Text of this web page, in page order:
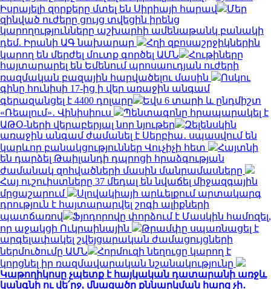
Իսրայելի զորքերը մտել են Սիրիայի հարավ
Մեր
զինված ուժերը ցույց տվեցին իրենց
կարողությունները աշխարհի ամենաթանկ բանակի
դեմ. Իրանի ԱԳ նախարար
Հղի զբոսաշրջիկներին
կարող են մերժել մուտք գործել ԱՄՆ
Հութիները
հայտարարել են Եմենում պրոսաուդյան ուժերի
ռազմական բազային հարվածելու մասին
Ոսկու
գինը հունիսի 17-ից ի վեր առաջին անգամ
գերազանցել է 4400 դոլարը
Եվս 6 տարի և ընդմիշտ
«Ռեալում»․ Վինիսիուս
Պենտագոնը հրապարակել է
ԱԹՕ-ների վերաբերյալ նոր նյութեր
Զելենսկին
առաջին անգամ ժամանել է Սերբիա․ սպասվում են
կարևոր բանակցություններ Վուչիչի հետ
Հայտնի
են դարձել Թաիլանդի դպրոցի հրաձգության
ժամանակ զոհվածների մասին մանրամասները
Հայ ուշուիստները 37 մեդալ են նվաճել միջազգային
մրցաշարում
Սլովակիայի արևելքում արտակարգ
դրություն է հայտարարվել շոգի ալիքների
պատճառով
Ֆյոդորովը փորձում է Մասկին համոզել,
որ աջակցի Ուկրաինային
Թրամփը սպառնացել է
արգելափակել շվեյցարական ժամացույցների
ներմուծումը ԱՄՆ
Հորմուզի նեղուցը կարող է
կորցնել իր ռազմավարական նշանակությունը
Կաթողիկոսը չպետք է հայկական դատարանի առջև
կանգնի ու վե՛րջ, մնացածը քննարկման հարց չի․